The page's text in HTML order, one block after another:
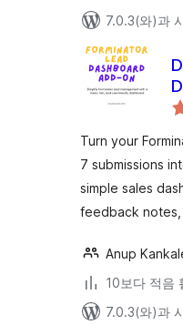
7.0.3(와)과
Turn your
7 submissions
simple sales
feedback notes,
Anup
10보다 적음
7.0.3(와)과